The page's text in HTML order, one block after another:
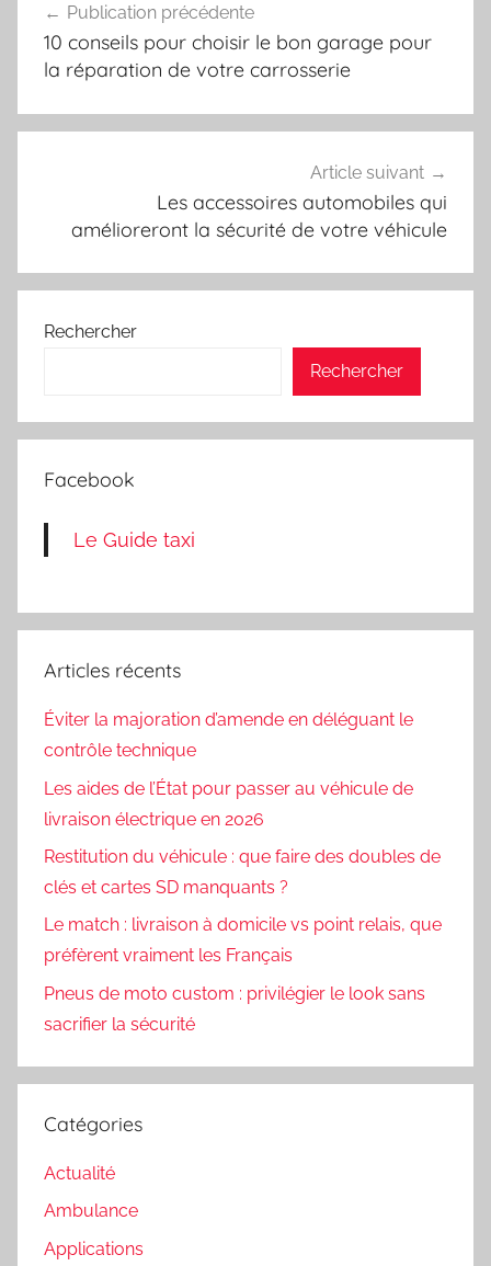
de
l’article
Publication précédente
10 conseils pour choisir le bon garage pour
la réparation de votre carrosserie
Article suivant
Les accessoires automobiles qui
amélioreront la sécurité de votre véhicule
Rechercher
Rechercher
Facebook
Le Guide taxi
Articles récents
Éviter la majoration d’amende en déléguant le
contrôle technique
Les aides de l’État pour passer au véhicule de
livraison électrique en 2026
Restitution du véhicule : que faire des doubles de
clés et cartes SD manquants ?
Le match : livraison à domicile vs point relais, que
préfèrent vraiment les Français
Pneus de moto custom : privilégier le look sans
sacrifier la sécurité
Catégories
Actualité
Ambulance
Applications